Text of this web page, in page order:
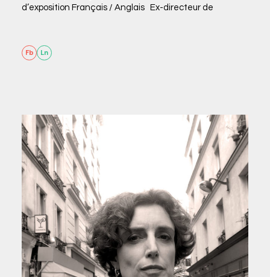
d’exposition Français / Anglais Ex-directeur de
Fb Ln